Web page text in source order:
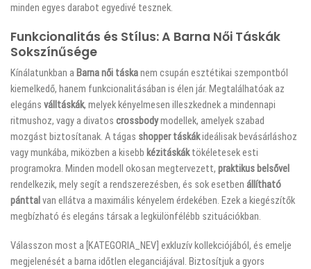
minden egyes darabot egyedivé tesznek.
Funkcionalitás és Stílus: A Barna Női Táskák
Sokszínűsége
Kínálatunkban a Barna női táskanem csupán esztétikai szempontból
kiemelkedő, hanem funkcionalitásában is élen jár. Megtalálhatóak az
elegáns válltáskák, melyek kényelmesen illeszkednek a mindennapi
ritmushoz, vagy a divatos crossbodymodellek, amelyek szabad
mozgást biztosítanak. A tágas shopper táskákideálisak bevásárláshoz
vagy munkába, miközben a kisebb kézitáskáktökéletesek esti
programokra. Minden modell okosan megtervezett, praktikus belsővel
rendelkezik, mely segít a rendszerezésben, és sok esetben állítható
pánttalvan ellátva a maximális kényelem érdekében. Ezek a kiegészítők
megbízható és elegáns társak a legkülönfélébb szituációkban.
Válasszon most a [KATEGORIA_NEV] exkluzív kollekciójából, és emelje
megjelenését a barna időtlen eleganciájával. Biztosítjuk a gyors